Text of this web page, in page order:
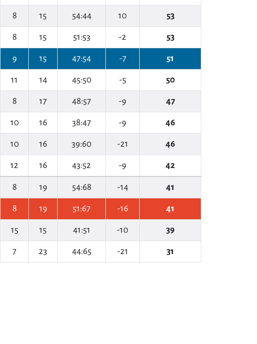
8 15 54:44 10 53
8 15 51:53 -2 53
9 15 47:54 -7 51
11 14 45:50 -5 50
8 17 48:57 -9 47
10 16 38:47 -9 46
10 16 39:60 -21 46
12 16 43:52 -9 42
8 19 54:68 -14 41
8 19 51:67 -16 41
15 15 41:51 -10 39
7 23 44:65 -21 31